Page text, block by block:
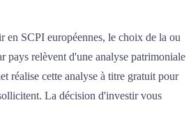
en SCPI européennes, le choix de la ou
pays relèvent d'une analyse patrimoniale
réalise cette analyse à titre gratuit pour
La décision d'investir vous